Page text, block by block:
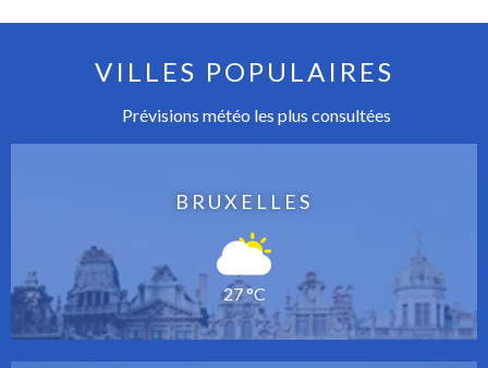
VILLES POPULAIRES
Prévisions météo les plus consultées
BRUXELLES
27 °C